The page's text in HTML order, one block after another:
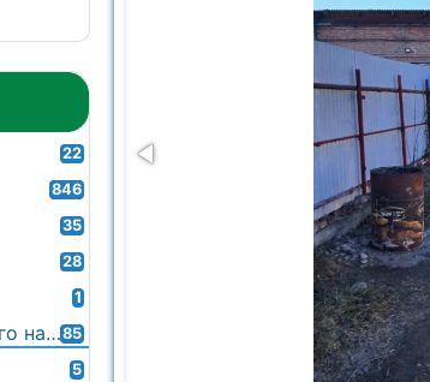
22
846
35
28
1
Помещения свободного назначения85
5